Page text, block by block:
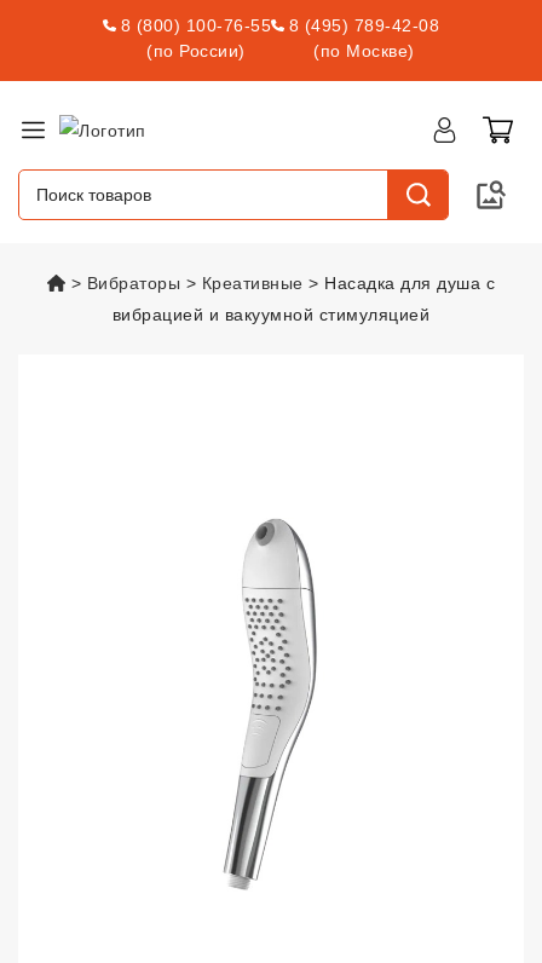
8 (800) 100-76-55
(по России)
8 (495) 789-42-08
(по Москве)
vsexshop.ru
Вибраторы Креативные
Насадка для душа с
вибрацией и вакуумной стимуляцией